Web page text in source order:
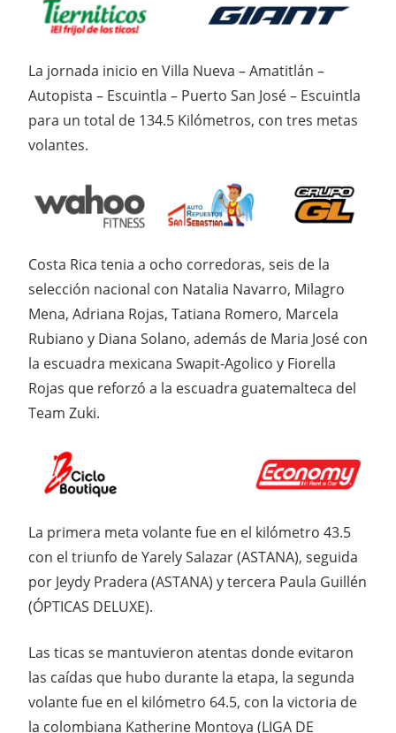
La jornada inicio en Villa Nueva – Amatitlán –
Autopista – Escuintla – Puerto San José – Escuintla
para un total de 134.5 Kilómetros, con tres metas
volantes.
Costa Rica tenia a ocho corredoras, seis de la
selección nacional con Natalia Navarro, Milagro
Mena, Adriana Rojas, Tatiana Romero, Marcela
Rubiano y Diana Solano, además de Maria José con
la escuadra mexicana Swapit-Agolico y Fiorella
Rojas que reforzó a la escuadra guatemalteca del
Team Zuki.
La primera meta volante fue en el kilómetro 43.5
con el triunfo de Yarely Salazar (ASTANA), seguida
por Jeydy Pradera (ASTANA) y tercera Paula Guillén
(ÓPTICAS DELUXE).
Las ticas se mantuvieron atentas donde evitaron
las caídas que hubo durante la etapa, la segunda
volante fue en el kilómetro 64.5, con la victoria de
la colombiana Katherine Montoya (LIGA DE